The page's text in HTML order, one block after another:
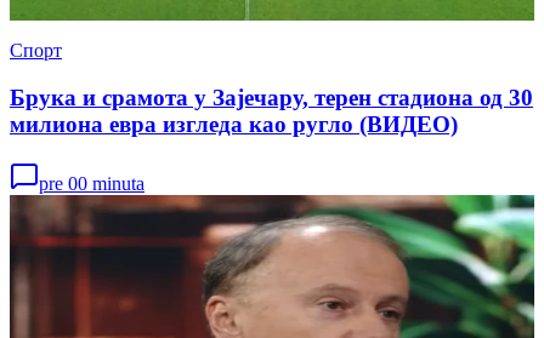
Спорт
Брука и срамота у Зајечару, терен стадиона од 30
милиона евра изгледа као ругло (ВИДЕО)
pre 00 minuta